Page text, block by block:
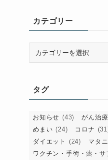
ブカテゴリー
ータグ
お知らせ (43) がん治療
めまい (24) コロナ
ダイエット
(24) マタ
ワクチン・手術・薬・サ